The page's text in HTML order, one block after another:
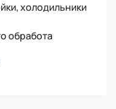
холодильники
обработа